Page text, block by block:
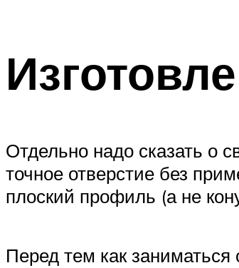
Отдельно надо сказать о
точное отверстие без
плоский профиль (а не
Перед тем как